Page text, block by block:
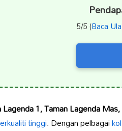
5/5 (Baca
Lagenda 1, Taman Lagenda
tinggi. Dengan pelbagai